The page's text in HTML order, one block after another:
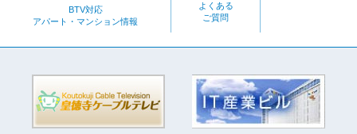
BTV対応
アパート・マンション情報
よくある
ご質問